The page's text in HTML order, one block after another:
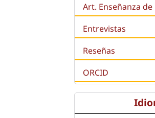
Art. Enseñanza
Entrevistas
Reseñas
ORCID